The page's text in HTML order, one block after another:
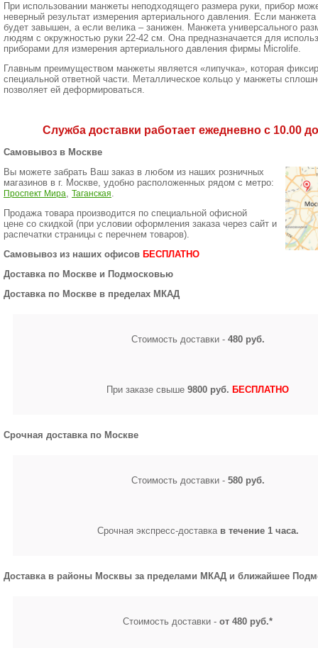
При использовании манжеты неподходящего размера руки, прибор
неверный результат измерения артериального давления. Если
будет завышен, а если велика – занижен. Манжета универсального
людям с окружностью руки 22-42 см. Она предназначается для
приборами для измерения артериального давления фирмы Microlife.
Главным преимуществом манжеты является «липучка», которая
специальной ответной части. Металлическое кольцо у манжеты
позволяет ей деформироваться.
Служба доставки работает ежедневно с 10.00
Самовывоз в Москве
Вы можете забрать Ваш заказ в любом из наших розничных
магазинов в г. Москве, удобно расположенных рядом с метро:
Проспект Мира Таганская
Продажа товара производится по специальной офисной
цене со скидкой (при условии оформления заказа через сайт и
распечатки страницы с перечнем товаров).
Самовывоз из наших офисов БЕСПЛАТНО
Доставка по Москве и Подмосковью
Доставка по Москве в пределах МКАД
Стоимость доставки - 480 руб.
При заказе свыше 9800 руб. БЕСПЛАТНО
Срочная доставка по Москве
Стоимость доставки - 580 руб.
Срочная экспресс-доставка в течение 1 часа.
Доставка в районы Москвы за пределами МКАД и ближайшее
Стоимость доставки - от 480 руб.*